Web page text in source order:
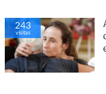
243
visitas